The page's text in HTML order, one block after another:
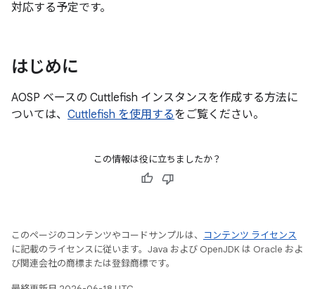
対応する予定です。
はじめに
AOSP ベースの Cuttlefish インスタンスを作成する方法に
ついては、 Cuttlefish を使用するをご覧ください。
この情報は役に立ちましたか？
このページのコンテンツやコードサンプルは、
コンテンツ ライセンス
に記載のライセンスに従います。Java および OpenJDK は Oracle およ
び関連会社の商標または登録商標です。